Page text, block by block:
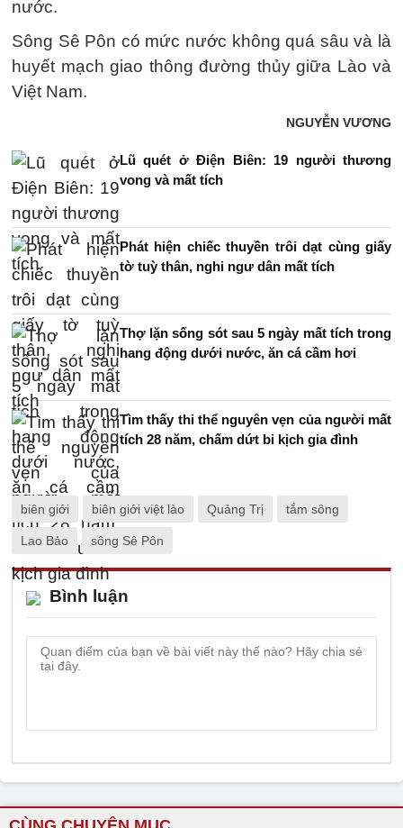
nước.
Sông Sê Pôn có mức nước không quá sâu và là
huyết mạch giao thông đường thủy giữa Lào và
Việt Nam.
NGUYỄN VƯƠNG
Lũ quét ở Điện Biên: 19 người thương
vong và mất tích
Phát hiện chiếc thuyền trôi dạt cùng giấy
tờ tuỳ thân, nghi ngư dân mất tích
Thợ lặn sống sót sau 5 ngày mất tích trong
hang động dưới nước, ăn cá cầm hơi
Tìm thấy thi thể nguyên vẹn của người mất
tích 28 năm, chấm dứt bi kịch gia đình
biên giới biên giới việt lào Quảng Trị tắm sông
Lao Bảo sông Sê Pôn
Bình luận